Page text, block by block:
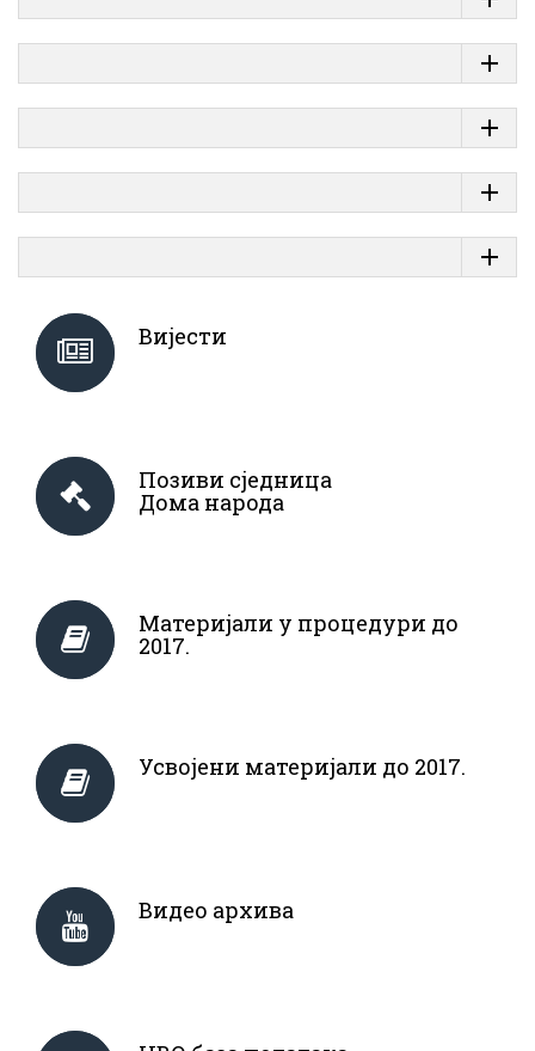
Вијести
Позиви сједница
Дома народа
Материјали у процедури до
2017.
Усвојени материјали до 2017.
Видео архива